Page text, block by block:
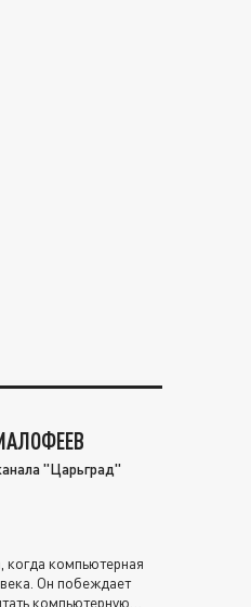
"Царьград"
компьютерная
Он побеждает
компьютерную